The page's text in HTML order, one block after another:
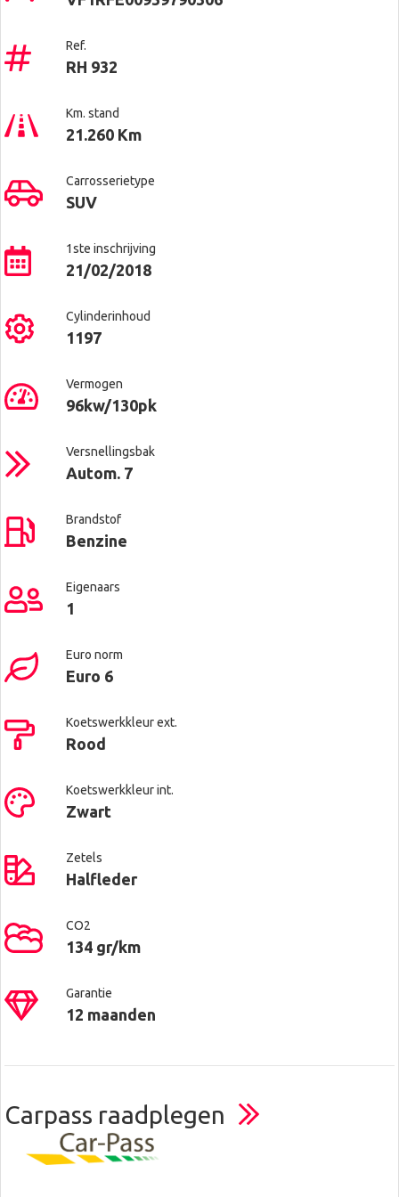
Ref.
RH 932
Km. stand
21.260 Km
Carrosserietype
SUV
1ste inschrijving
21/02/2018
Cylinderinhoud
1197
Vermogen
96kw/130pk
Versnellingsbak
Autom. 7
Brandstof
Benzine
Eigenaars
1
Euro norm
Euro 6
Koetswerkkleur ext.
Rood
Koetswerkkleur int.
Zwart
Zetels
Halfleder
CO2
134 gr/km
Garantie
12 maanden
Carpass raadplegen